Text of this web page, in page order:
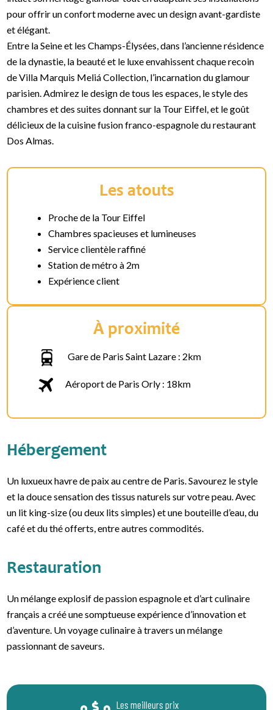
pour offrir un confort moderne avec un design avant-gardiste
et élégant.
Entre la Seine et les Champs-Élysées, dans l’ancienne résidence
de la dynastie, la beauté et le luxe envahissent chaque recoin
de Villa Marquis Meliá Collection, l’incarnation du glamour
parisien. Admirez le design de tous les espaces, le style des
chambres et des suites donnant sur la Tour Eiffel, et le goût
délicieux de la cuisine fusion franco-espagnole du restaurant
Dos Almas.
Les atouts
Proche de la Tour Eiffel
Chambres spacieuses et lumineuses
Service clientèle raffiné
Station de métro à 2m
Expérience client
À proximité
Gare de Paris Saint Lazare : 2km
Aéroport de Paris Orly : 18km
Hébergement
Un luxueux havre de paix au centre de Paris. Savourez le style
et la douce sensation des tissus naturels sur votre peau. Avec
un lit king-size (ou deux lits simples) et une bouteille d’eau, du
café et du thé offerts, entre autres commodités.
Restauration
Un mélange explosif de passion espagnole et d’art culinaire
français a créé une somptueuse expérience d’innovation et
d’aventure. Un voyage culinaire à travers un mélange
passionnant de saveurs.
Les meilleurs prix